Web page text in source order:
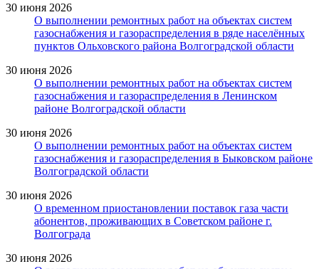
30 июня 2026
О выполнении ремонтных работ на объектах систем
газоснабжения и газораспределения в ряде населённых
пунктов Ольховского района Волгоградской области
30 июня 2026
О выполнении ремонтных работ на объектах систем
газоснабжения и газораспределения в Ленинском
районе Волгоградской области
30 июня 2026
О выполнении ремонтных работ на объектах систем
газоснабжения и газораспределения в Быковском районе
Волгоградской области
30 июня 2026
О временном приостановлении поставок газа части
абонентов, проживающих в Советском районе г.
Волгограда
30 июня 2026